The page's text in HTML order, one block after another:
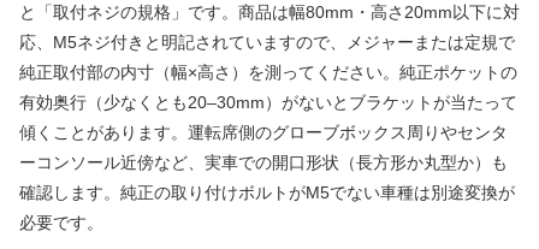
と「取付ネジの規格」です。商品は幅80mm・高さ20mm以下に対
応、M5ネジ付きと明記されていますので、メジャーまたは定規で
純正取付部の内寸（幅×高さ）を測ってください。純正ポケットの
有効奥行（少なくとも20–30mm）がないとブラケットが当たって
傾くことがあります。運転席側のグローブボックス周りやセンタ
ーコンソール近傍など、実車での開口形状（長方形か丸型か）も
確認します。純正の取り付けボルトがM5でない車種は別途変換が
必要です。